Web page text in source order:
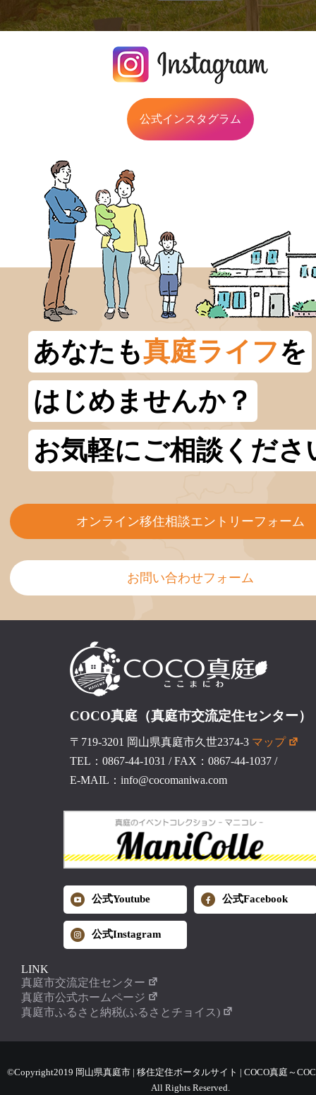
公式インスタグラム
あなたも真庭ライフを
はじめませんか？
お気軽にご相談くださ
オンライン移住相談エントリーフォーム
お問い合わせフォーム
COCO真庭（真庭市交流定住センター）
〒719-3201 岡山県真庭市久世2374-3 マップ
TEL：0867-44-1031 /FAX：0867-44-1037/
E-MAIL：info@cocomaniwa.com
公式Youtube 公式Facebook
公式Instagram
LINK
真庭市交流定住センター
真庭市公式ホームページ
真庭市ふるさと納税(ふるさとチョイス)
©Copyright2019 岡山県真庭市 | 移住定住ポータルサイト | COCO真庭～
All Rights Reserved.